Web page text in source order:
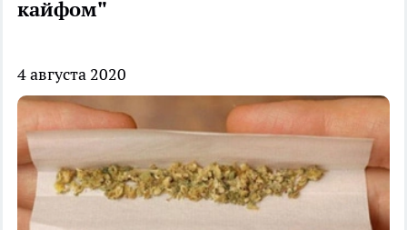
кайфом"
4 августа 2020